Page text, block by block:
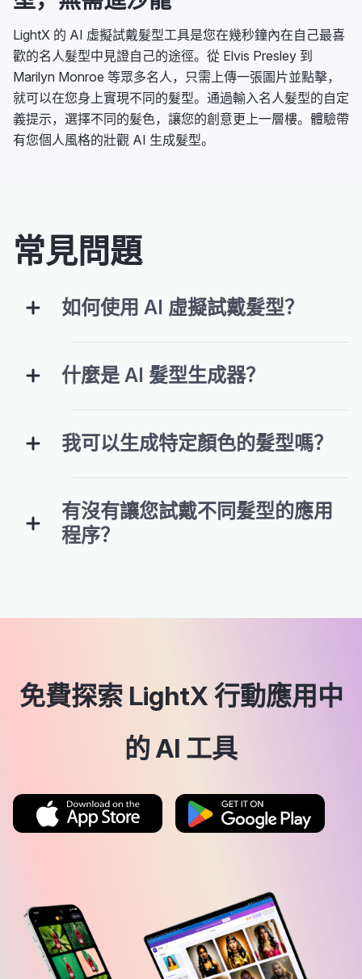
LightX 的 AI 虛擬試戴髮型工具是您在幾秒鐘內在自己最喜
歡的名人髮型中見證自己的途徑。從 Elvis Presley 到
Marilyn Monroe 等眾多名人，只需上傳一張圖片並點擊，
就可以在您身上實現不同的髮型。通過輸入名人髮型的自定
義提示，選擇不同的髮色，讓您的創意更上一層樓。體驗帶
有您個人風格的壯觀 AI 生成髮型。
常見問題
如何使用 AI 虛擬試戴髮型？
什麼是 AI 髮型生成器？
我可以生成特定顏色的髮型嗎？
有沒有讓您試戴不同髮型的應用
程序？
免費探索 LightX 行動應用中
的 AI 工具